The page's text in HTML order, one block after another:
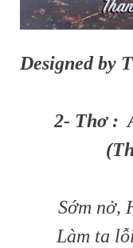
Designed by
2- Thơ :
Sớm nở,
Làm ta